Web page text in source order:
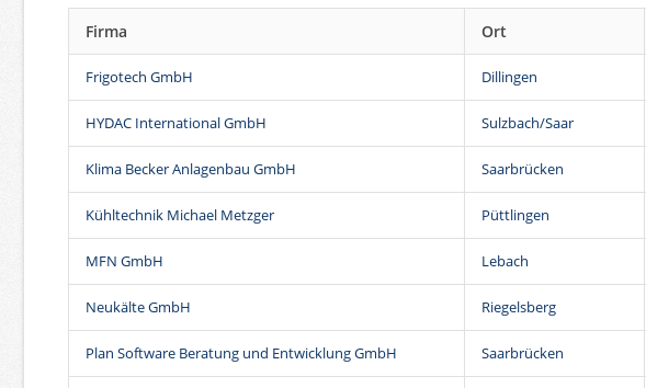
Firma Ort
Frigotech GmbH Dillingen
HYDAC International GmbH Sulzbach/Saar
Klima Becker Anlagenbau GmbH Saarbrücken
Kühltechnik Michael Metzger Püttlingen
MFN GmbH Lebach
Neukälte GmbH Riegelsberg
Plan Software Beratung und Entwicklung GmbH Saarbrücken